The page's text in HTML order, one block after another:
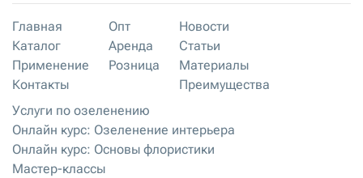
Главная
Каталог
Применение
Контакты
Опт
Аренда
Розница
Новости
Статьи
Материалы
Преимущества
Услуги по озеленению
Онлайн курс: Озеленение интерьера
Онлайн курс: Основы флористики
Мастер-классы